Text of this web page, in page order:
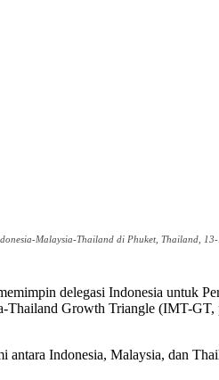
Malaysia-Thailand di Phuket, Thailand,
delegasi Indonesia untuk
Growth Triangle (IMT-GT,
antara Indonesia, Malaysia, dan